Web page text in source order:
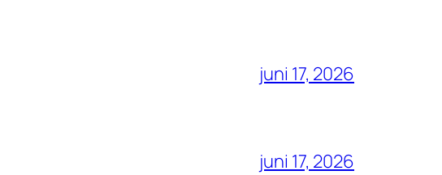
juni 17, 2026
juni 17, 2026